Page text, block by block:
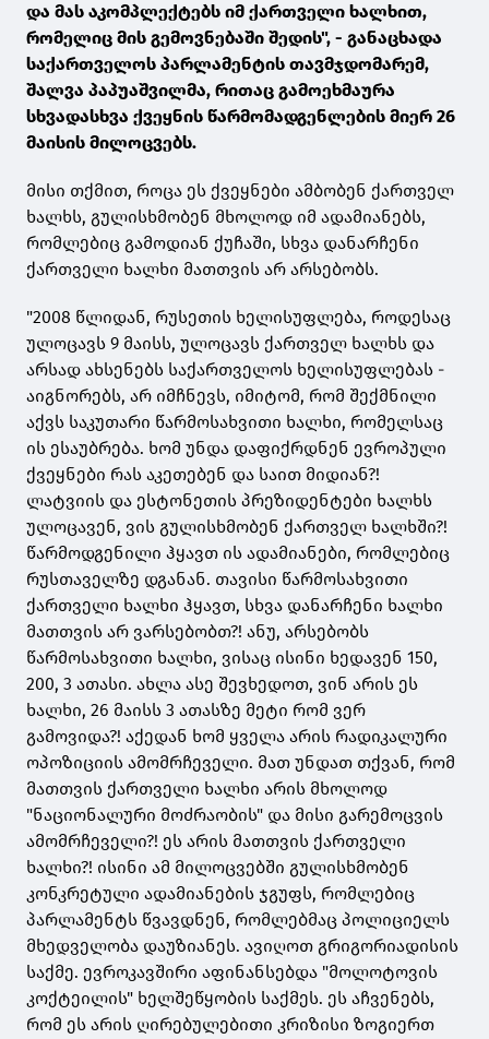
და მას აკომპლექტებს იმ ქართველი ხალხით,
რომელიც მის გემოვნებაში შედის", - განაცხადა
საქართველოს პარლამენტის თავმჯდომარემ,
შალვა პაპუაშვილმა, რითაც გამოეხმაურა
სხვადასხვა ქვეყნის წარმომადგენლების მიერ 26
მაისის მილოცვებს.
მისი თქმით, როცა ეს ქვეყნები ამბობენ ქართველ
ხალხს, გულისხმობენ მხოლოდ იმ ადამიანებს,
რომლებიც გამოდიან ქუჩაში, სხვა დანარჩენი
ქართველი ხალხი მათთვის არ არსებობს.
"2008 წლიდან, რუსეთის ხელისუფლება, როდესაც
ულოცავს 9 მაისს, ულოცავს ქართველ ხალხს და
არსად ახსენებს საქართველოს ხელისუფლებას -
აიგნორებს, არ იმჩნევს, იმიტომ, რომ შექმნილი
აქვს საკუთარი წარმოსახვითი ხალხი, რომელსაც
ის ესაუბრება. ხომ უნდა დაფიქრდნენ ევროპული
ქვეყნები რას აკეთებენ და საით მიდიან?!
ლატვიის და ესტონეთის პრეზიდენტები ხალხს
ულოცავენ, ვის გულისხმობენ ქართველ ხალხში?!
წარმოდგენილი ჰყავთ ის ადამიანები, რომლებიც
რუსთაველზე დგანან. თავისი წარმოსახვითი
ქართველი ხალხი ჰყავთ, სხვა დანარჩენი ხალხი
მათთვის არ ვარსებობთ?! ანუ, არსებობს
წარმოსახვითი ხალხი, ვისაც ისინი ხედავენ 150,
200, 3 ათასი. ახლა ასე შევხედოთ, ვინ არის ეს
ხალხი, 26 მაისს 3 ათასზე მეტი რომ ვერ
გამოვიდა?! აქედან ხომ ყველა არის რადიკალური
ოპოზიციის ამომრჩეველი. მათ უნდათ თქვან, რომ
მათთვის ქართველი ხალხი არის მხოლოდ
"ნაციონალური მოძრაობის" და მისი გარემოცვის
ამომრჩეველი?! ეს არის მათთვის ქართველი
ხალხი?! ისინი ამ მილოცვებში გულისხმობენ
კონკრეტული ადამიანების ჯგუფს, რომლებიც
პარლამენტს წვავდნენ, რომლებმაც პოლიციელს
მხედველობა დაუზიანეს. ავიღოთ გრიგორიადისის
საქმე. ევროკავშირი აფინანსებდა "მოლოტოვის
კოქტეილის" ხელშეწყობის საქმეს. ეს აჩვენებს,
რომ ეს არის ღირებულებითი კრიზისი ზოგიერთ